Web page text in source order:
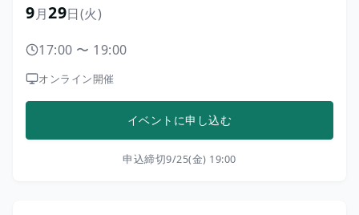
9月29日(火)
17:00 〜 19:00
オンライン開催
イベントに申し込む
申込締切9/25(金) 19:00